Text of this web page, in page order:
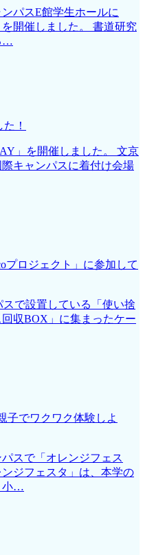
パスE館学生ホールに
開催しました。 書道研究
…
！
」を開催しました。 文京
キャンパスに着付け会場
プロジェクト」に参加して
で設置している「使い捨
収BOX」に集まったケー
子でワクワク体験しよ
スで「オレンジフェス
ジフェスタ」は、本学の
小…